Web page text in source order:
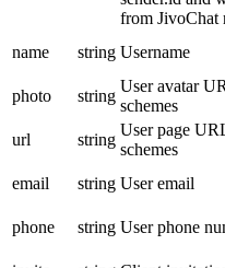
from JivoChat
name string Username
photo
string
User avatar
schemes
url
string
User page
schemes
email
string User email
phone
string User phone